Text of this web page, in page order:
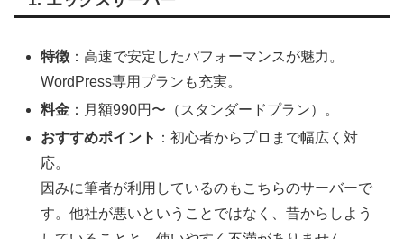
特徴 ：高速で安定したパフォーマンスが魅力。
WordPress専用プランも充実。
料金 ：月額990円〜（スタンダードプラン）。
おすすめポイント ：初心者からプロまで幅広く対
応。
因みに筆者が利用しているのもこちらのサーバーで
す。他社が悪いということではなく、昔からしよう